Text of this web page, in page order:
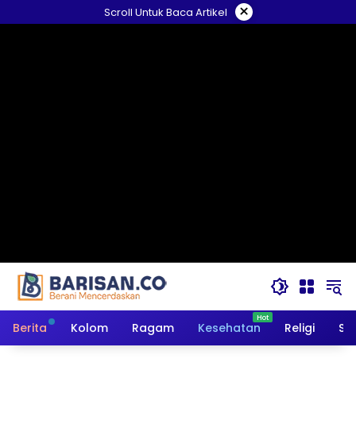
ke
Scroll Untuk Baca Artikel ×
Berita Kolom Ragam Kesehatan Religi